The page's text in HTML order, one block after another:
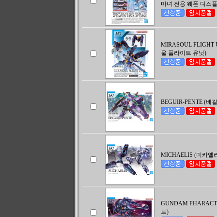
마녀 전용 웨폰 디스
MIRASOUL FLIGHT
울 플라이트 유닛)
BEGUIR-PENTE (베
MICHAELIS (미카엘
GUNDAM
트)